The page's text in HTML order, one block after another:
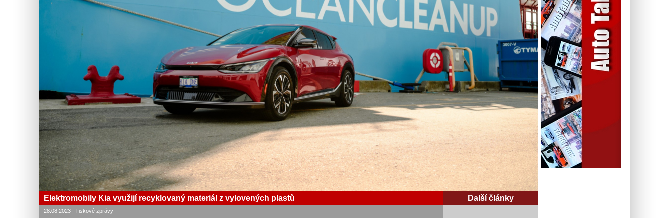
Elektromobily Kia využijí recyklovaný materiál z vylovených plastů
28.08.2023 | Tiskové zprávy
Další články